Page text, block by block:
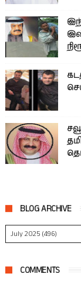
BLOG ARCHIVE
COMMENTS